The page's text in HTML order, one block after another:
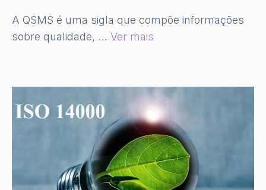
A QSMS é uma sigla que compõe informações
sobre qualidade, … Ver mais